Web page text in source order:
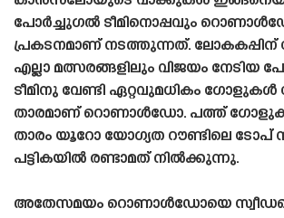
പോർച്ചുഗൽ ടീമിനൊപ്പവും
പ്രകടനമാണ് നടത്തുന്നത്. ലോകകപ്പിന്
എല്ലാ മത്സരങ്ങളിലും വിജയം നേടിയ
ടീമിനു വേണ്ടി ഏറ്റവുമധികം ഗോളുകൾ
താരമാണ് റൊണാൾഡോ. പത്ത്
താരം യൂറോ യോഗ്യത റൗണ്ടിലെ
പട്ടികയിൽ രണ്ടാമത് നിൽക്കുന്നു.
അതേസമയം റൊണാൾഡോയെ